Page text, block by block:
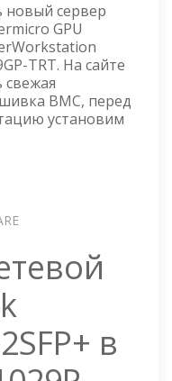
SUPERWORKSTATION
7049GP-
TRT
—
ПРОШИВКА
IPMI
новый сервер
GPU
TRT. На сайте
свежая
BMC, перед
установим
в